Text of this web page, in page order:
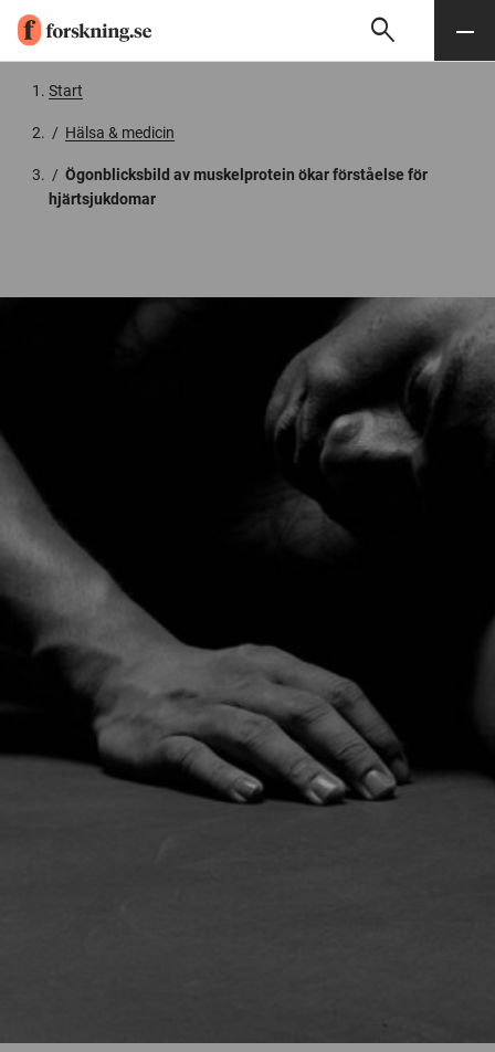
Söksearch Meny
Start
/ Hälsa & medicin
/ Ögonblicksbild av muskelprotein ökar förståelse för
hjärtsjukdomar